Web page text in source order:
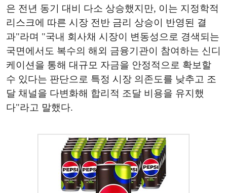
은 전년 동기 대비 다소 상승했지만, 이는 지정학적
리스크에 따른 시장 전반 금리 상승이 반영된 결
과"라며 "국내 회사채 시장이 변동성으로 경색되는
국면에서도 복수의 해외 금융기관이 참여하는 신디
케이션을 통해 대규모 자금을 안정적으로 확보할
수 있다는 판단으로 특정 시장 의존도를 낮추고 조
달 채널을 다변화해 합리적 조달 비용을 유지했
다"라고 말했다.